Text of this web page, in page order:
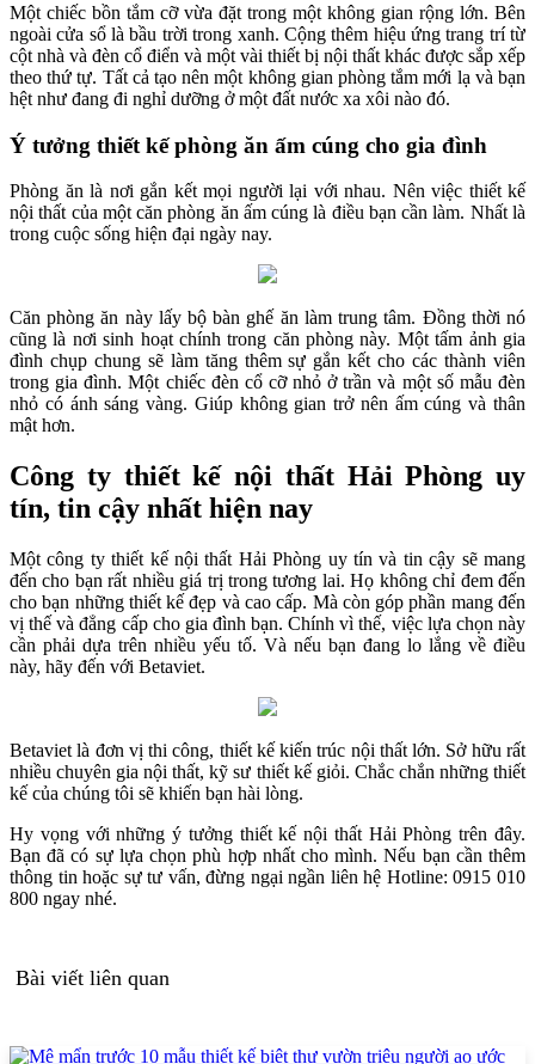
Một chiếc bồn tắm cỡ vừa đặt trong một không gian rộng lớn. Bên
ngoài cửa sổ là bầu trời trong xanh. Cộng thêm hiệu ứng trang trí từ
cột nhà và đèn cổ điển và một vài thiết bị nội thất khác được sắp xếp
theo thứ tự. Tất cả tạo nên một không gian phòng tắm mới lạ và bạn
hệt như đang đi nghỉ dưỡng ở một đất nước xa xôi nào đó.
Ý tưởng thiết kế phòng ăn ấm cúng cho gia đình
Phòng ăn là nơi gắn kết mọi người lại với nhau. Nên việc thiết kế
nội thất của một căn phòng ăn ấm cúng là điều bạn cần làm. Nhất là
trong cuộc sống hiện đại ngày nay.
Căn phòng ăn này lấy bộ bàn ghế ăn làm trung tâm. Đồng thời nó
cũng là nơi sinh hoạt chính trong căn phòng này. Một tấm ảnh gia
đình chụp chung sẽ làm tăng thêm sự gắn kết cho các thành viên
trong gia đình. Một chiếc đèn cổ cỡ nhỏ ở trần và một số mẫu đèn
nhỏ có ánh sáng vàng. Giúp không gian trở nên ấm cúng và thân
mật hơn.
Công ty thiết kế nội thất Hải Phòng uy
tín, tin cậy nhất hiện nay
Một công ty thiết kế nội thất Hải Phòng uy tín và tin cậy sẽ mang
đến cho bạn rất nhiều giá trị trong tương lai. Họ không chỉ đem đến
cho bạn những thiết kế đẹp và cao cấp. Mà còn góp phần mang đến
vị thế và đẳng cấp cho gia đình bạn. Chính vì thế, việc lựa chọn này
cần phải dựa trên nhiều yếu tố. Và nếu bạn đang lo lắng về điều
này, hãy đến với Betaviet.
Betaviet là đơn vị thi công, thiết kế kiến trúc nội thất lớn. Sở hữu rất
nhiều chuyên gia nội thất, kỹ sư thiết kế giỏi. Chắc chắn những thiết
kế của chúng tôi sẽ khiến bạn hài lòng.
Hy vọng với những ý tưởng thiết kế nội thất Hải Phòng trên đây.
Bạn đã có sự lựa chọn phù hợp nhất cho mình. Nếu bạn cần thêm
thông tin hoặc sự tư vấn, đừng ngại ngần liên hệ Hotline: 0915 010
800 ngay nhé.
Bài viết liên quan